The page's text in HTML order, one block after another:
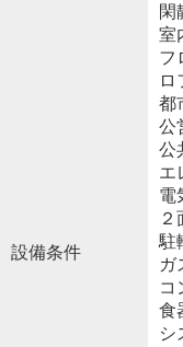
設備条件
閑
室
フ
ロ
都
公
公
エ
電
駐
ガ
コ
食
シ